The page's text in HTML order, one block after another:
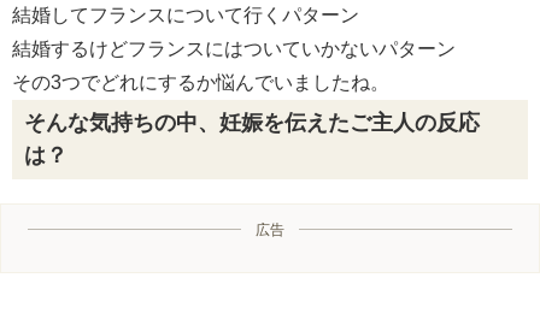
結婚してフランスについて行くパターン
結婚するけどフランスにはついていかないパターン
その3つでどれにするか悩んでいましたね。
そんな気持ちの中、妊娠を伝えたご主人の反応
は？
広告